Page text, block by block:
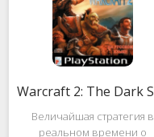
Величайшая стратегия в
реальном времени о